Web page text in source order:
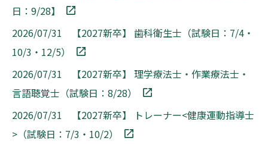
日：9/28】
2026/07/31 【2027新卒】 歯科衛生士（試験日：7/4・
10/3・12/5）
2026/07/31 【2027新卒】 理学療法士・作業療法士・
言語聴覚士（試験日：8/28）
2026/07/31 【2027新卒】 トレーナー<健康運動指導士
>（試験日：7/3・10/2）